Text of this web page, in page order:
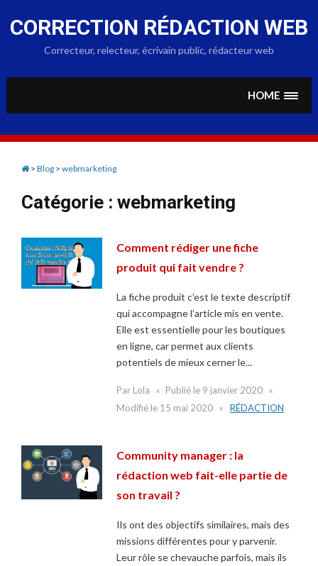
to
content
CORRECTION RÉDACTION WEB
Correcteur, relecteur, écrivain public, rédacteur web
HOME
> Blog > webmarketing
Catégorie : webmarketing
Comment rédiger une fiche
produit qui fait vendre ?
La fiche produit c’est le texte descriptif
qui accompagne l’article mis en vente.
Elle est essentielle pour les boutiques
en ligne, car permet aux clients
potentiels de mieux cerner le...
Par Lola Publié le 9 janvier 2020
Modifié le 15 mai 2020 RÉDACTION
Community manager : la
rédaction web fait-elle partie de
son travail ?
Ils ont des objectifs similaires, mais des
missions différentes pour y parvenir.
Leur rôle se chevauche parfois, mais ils